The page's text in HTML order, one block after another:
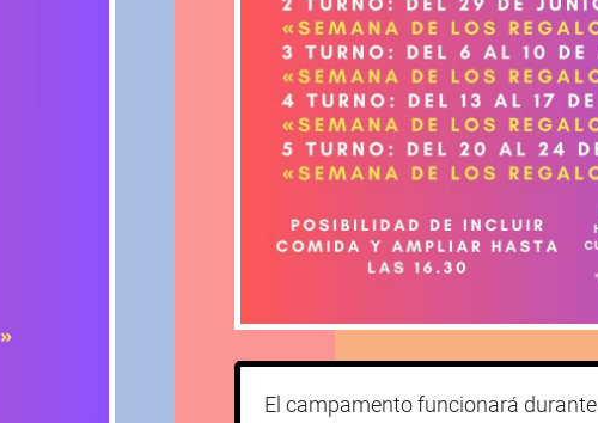
El campamento funcionará durante